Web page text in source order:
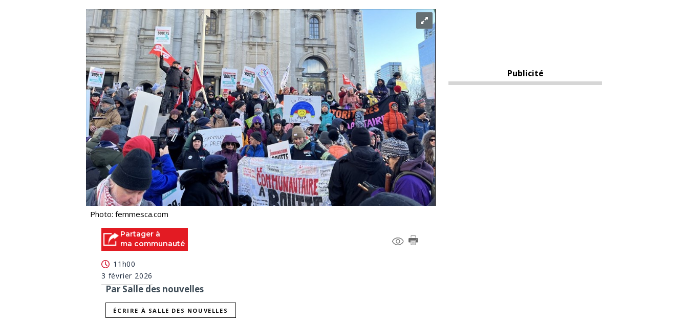
Photo: femmesca.com
Partager à
ma communauté
11h00
3 février 2026
Par Salle des nouvelles
ÉCRIRE À SALLE DES NOUVELLES
Publicité